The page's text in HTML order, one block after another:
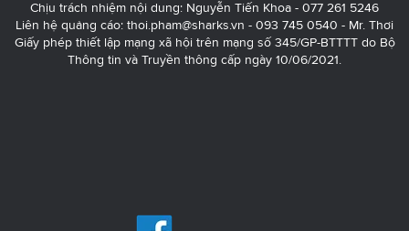
Chịu trách nhiệm nội dung: Nguyễn Tiến Khoa - 077 261 5246
Liên hệ quảng cáo: thoi.pham@sharks.vn - 093 745 0540 - Mr. Thơi
Giấy phép thiết lập mạng xã hội trên mạng số 345/GP-BTTTT do Bộ
Thông tin và Truyền thông cấp ngày 10/06/2021.